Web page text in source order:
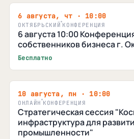
6 августа, чт · 10:00
ОКТЯБРЬСКИЙ КОНФЕРЕНЦИЯ
6 августа 10:00
собственников бизнеса г.
Бесплатно
10 августа, пн · 10:00
ОНЛАЙН КОНФЕРЕНЦИЯ
Стратегическая сессия
инфраструктура для
промышленности"